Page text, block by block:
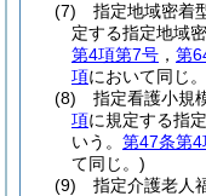
(7)
指定地域密着
定する指定地域
第4項第7号 ， 第
項において同じ
(8)
指定看護小規
項に規定する指
いう。 第47条第
て同じ。)
(9)
指定介護老人